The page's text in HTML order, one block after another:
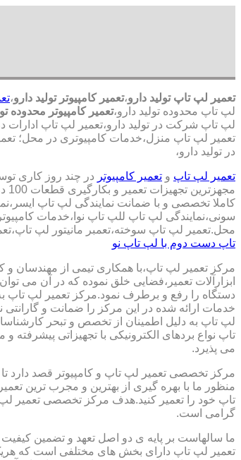
تعمیر لپ تاپ تولید دارو،تعمیر کامپیوتر تولید دارو،
لپ تاپ محدوده تولید دارو،تعمیر کامپیوتر محدوده
لپ تاپ شرکت در تولید دارو،تعمیر لپ تاپ ادارات در
تعمیر لپ تاپ منزل،خدمات کامپیوتری در محل؛
در تولید دارو،
تعمیر لپ تاپ و تعمیر کامپیوتر در چند روز کاری
کاملا تخصصی و با ضمانت نمایندگی لپ تاپ
سونی،نمایندگی لپ تاپ للپ تاپ نوا،خدمات
محل.تعمیر لپ تاپ سوخته،تعمبر مانیتور لپ
تاپ دست دوم با لپ تاپ نو
مرکز تعمیر لپ تاپ،با همکاری تیمی از مهندسان و
ابزارآلات تعمیر،فضایی خلق نموده که در آن می
دستگاه را رفع و برطرف نمود.مرکز تعمیر لپ تاپ
خدمات ارائه شده در این مرکز را ضمانت و
لپ تاپ به دلیل اطمینان از تخصص و تبحر
تاپ نواع بردهای الکترونیکی با تجهیزاتی پیشرفته
می پذیرد.
مرکز تخصصی تعمیر لپ تاپ و کامپیوتر قصد دارد
منظور ما با بهره گیری از بهترین و مجرب ترین
تاپ خود را تعمیر کنید.هدف مرکز تخصصی تعمیر
گرامی است.
ما سالهاست بر پایه ی دو اصل تعهد و تضمین
تعمیر لپ تاپ دارای بخش های مختلفی است که